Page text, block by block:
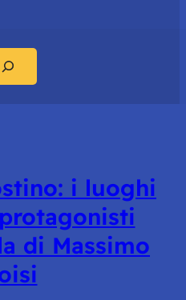
i luoghi
di Massimo